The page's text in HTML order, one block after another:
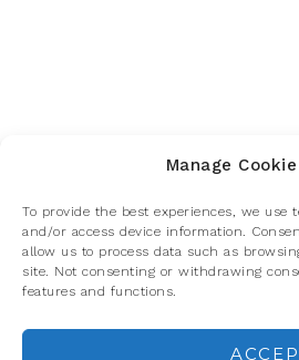
Manage
To provide the best experiences, we use
and/or access device information.
allow us to process data such as
site. Not consenting or withdrawing
features and functions.